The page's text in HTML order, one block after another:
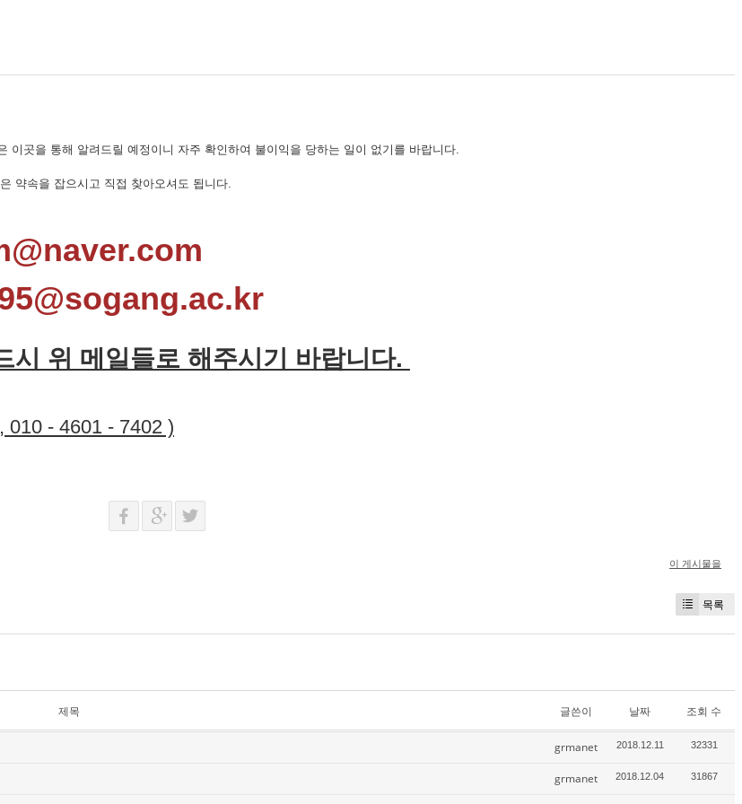
곳을 통해 알려드릴 예정이니 자주 확인하여 불이익을 당하는 일이 없기를 바랍니다.
약속을 잡으시고 직접 찾아오셔도 됩니다.
시 위 메일들로 해주시기 바랍니다.
010 - 4601 - 7402 )
이 게시물을
목록
제목 글쓴이 날짜 조회 수
grmanet 2018.12.11 32331
grmanet 2018.12.04 31867